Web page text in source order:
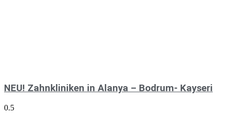
NEU! Zahnkliniken in Alanya – Bodrum- Kayseri